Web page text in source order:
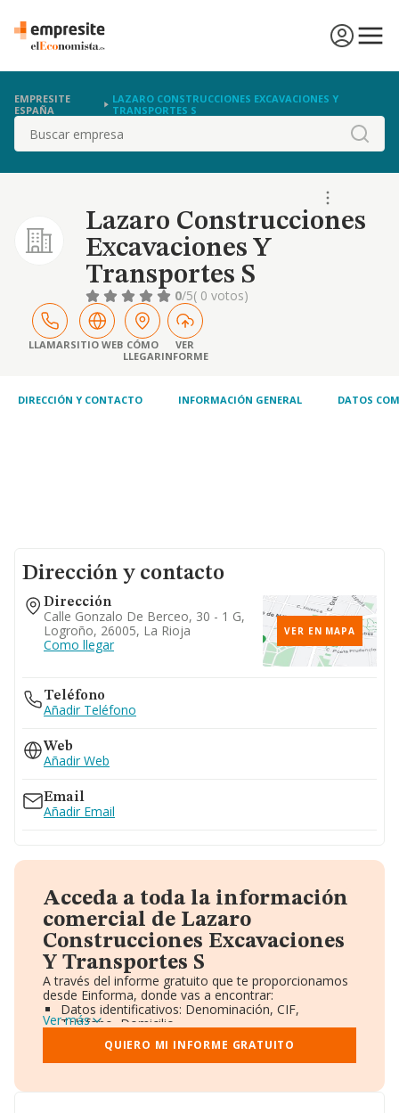
EMPRESITE
ESPAÑA
LAZARO CONSTRUCCIONES EXCAVACIONES Y
TRANSPORTES S
Buscar
Lazaro Construcciones
Excavaciones Y
Transportes S
0/5( 0 votos)
LLAMARSITIO WEB CÓMO
LLEGAR
VER
INFORME
DIRECCIÓN Y CONTACTO INFORMACIÓN GENERAL DATOS
Dirección y contacto
Dirección
Calle Gonzalo De Berceo, 30 - 1 G,
Logroño, 26005, La Rioja
Como llegar
VER EN MAPA
Teléfono
Añadir Teléfono
Web
Añadir Web
Email
Añadir Email
Acceda a toda la información
comercial de Lazaro
Construcciones Excavaciones
Y Transportes S
A través del informe gratuito que te proporcionamos
desde Einforma, donde vas a encontrar:
Datos identificativos: Denominación, CIF,
Teléfono, Domicilio.
Informe Mercantil Completo (BORME).
Gráficos de Evolución Ventas y Empleados.
Consejo de Administración y Administradores.
Accionistas.
Ver más
QUIERO MI INFORME GRATUITO